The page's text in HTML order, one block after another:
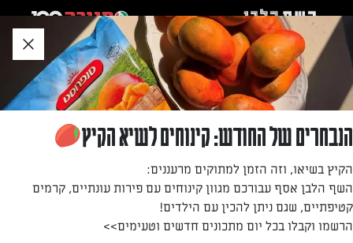
לאזור
תוכן
תחתון
חזרה לעמוד הבית
רותם ישראלי
—
הנבחרים של החודש: קינוחים לשיא הקיץ
הקיץ בשיאו, וזה הזמן למתוקים מרעננים:
השף הלבן אסף עבורכם מגוון קינוחים עם פירות עונתיים, קרמים
קטיפתיים, שגם ניתן להכין עם הילדים!
הרשמו וקבלו בכל יום מתכונים חדשים וטעימים>>